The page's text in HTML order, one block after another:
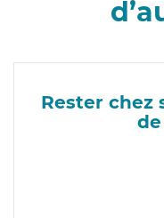
Rester chez